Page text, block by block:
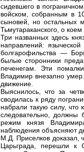
сидевшего в
войском, собранным в
сыновей, но остальных
Тьмутараканского, о
Три названных здесь
направлений:
болгарофильства —
былые сторонники
печенегам. Эти
Владимир внезапно
движение.
Выяснилось, что за
сводилась к ряду
набрали такую силу, что
следовательно,
режим князя
наблюдения объясняют
М.Д. Приселков доказал,
Царьграда, перешли к